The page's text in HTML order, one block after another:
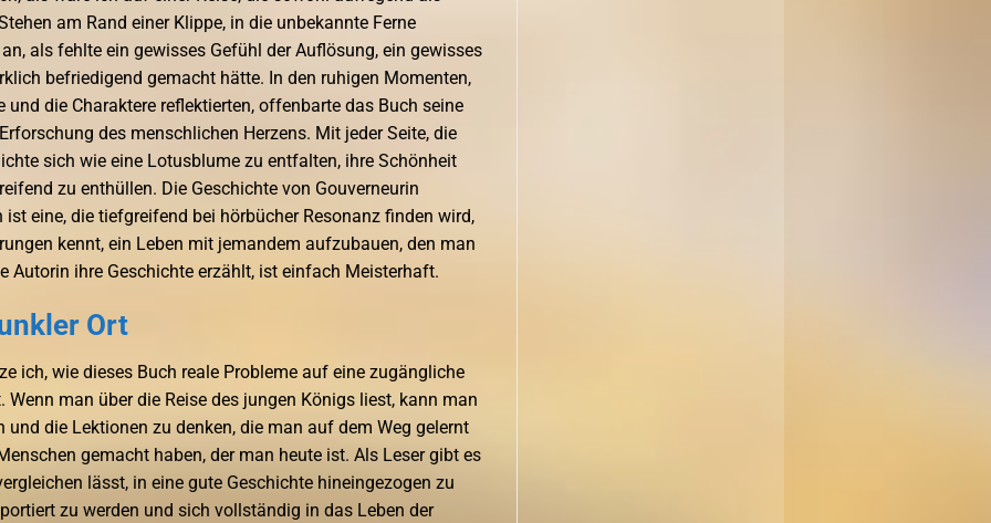
am Rand einer Klippe, in die unbekannte Ferne
als fehlte ein gewisses Gefühl der Auflösung, ein gewisses
befriedigend gemacht hätte. In den ruhigen Momenten,
die Charaktere reflektierten, offenbarte das Buch seine
des menschlichen Herzens. Mit jeder Seite, die
sich wie eine Lotusblume zu entfalten, ihre Schönheit
zu enthüllen. Die Geschichte von Gouverneurin
eine, die tiefgreifend bei hörbücher Resonanz finden wird,
kennt, ein Leben mit jemandem aufzubauen, den man
Autorin ihre Geschichte erzählt, ist einfach Meisterhaft.
Ort
ich, wie dieses Buch reale Probleme auf eine zugängliche
man über die Reise des jungen Königs liest, kann man
und die Lektionen zu denken, die man auf dem Weg gelernt
gemacht haben, der man heute ist. Als Leser gibt es
lässt, in eine gute Geschichte hineingezogen zu
zu werden und sich vollständig in das Leben der